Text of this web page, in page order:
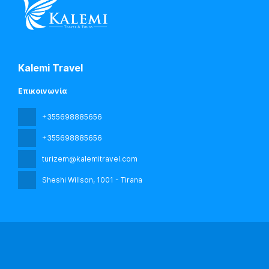
Kalemi Travel
Επικοινωνία
+355698885656
+355698885656
turizem@kalemitravel.com
Sheshi Willson, 1001 - Tirana